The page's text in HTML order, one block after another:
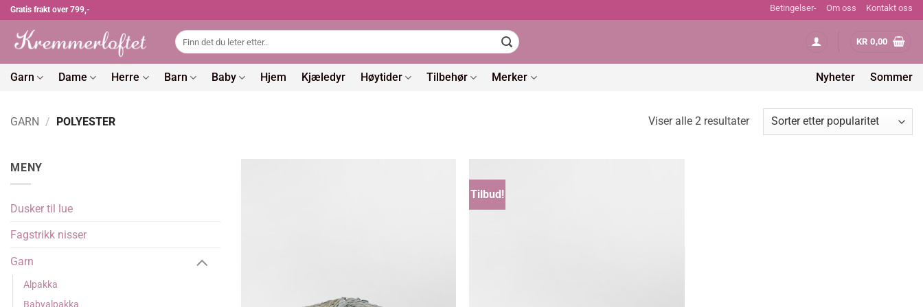
Skip
content
Gratis frakt over 799,- Betingelser- Om oss Kontakt oss
Søk
etter:
KR 0,00
Garn Dame Herre Barn Baby Hjem Kjæledyr Høytider Tilbehør Merker Nyheter Sommer
GARN / POLYESTER Viser alle 2 resultaterSortert
etter
MENY
Dusker til lue
Fagstrikk nisser
Garn
Alpakka
Tilbud!